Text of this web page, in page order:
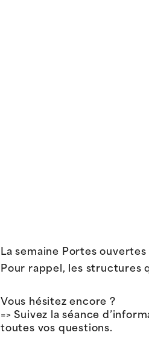
La semaine Portes ouvertes
Pour rappel, les structures
Vous hésitez encore ?
=> Suivez la séance
toutes vos questions.